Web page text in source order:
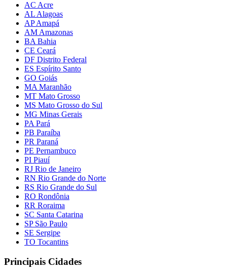
AC Acre
AL Alagoas
AP Amapá
AM Amazonas
BA Bahia
CE Ceará
DF Distrito Federal
ES Espírito Santo
GO Goiás
MA Maranhão
MT Mato Grosso
MS Mato Grosso do Sul
MG Minas Gerais
PA Pará
PB Paraíba
PR Paraná
PE Pernambuco
PI Piauí
RJ Rio de Janeiro
RN Rio Grande do Norte
RS Rio Grande do Sul
RO Rondônia
RR Roraima
SC Santa Catarina
SP São Paulo
SE Sergipe
TO Tocantins
Principais Cidades